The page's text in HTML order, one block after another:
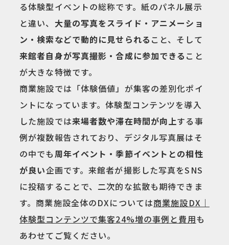
る体験型イベントの総称です。紙のパネル展示
と違い、 大量の写真をスライド・アニメーショ
ン・検索などで動的に見せられる こと、そして
来館者自身が写真撮影・合成に参加できる こと
が大きな特徴です。
商業施設では「体験価値」が集客の差別化ポイ
ントになっています。体験型コンテンツを導入
した施設では来場者数や滞在時間が向上する事
例が複数報告されており、デジタル写真展はそ
の中でも周年イベント・季節イベントとの相性
が良い企画です。来館者が撮影した写真をSNS
に投稿することで、二次的な拡散も期待できま
す。商業施設全体のDXについては商業施設DX｜
体験型コンテンツで集客24%増の事例と費用も
あわせてご覧ください。